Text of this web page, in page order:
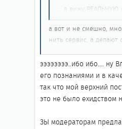
... я вижу РЕАЛЬНУЮ
а вот и не смешно,
нить сервис, а делают
в общем ДАЕШЬ
ээээээээ..ибо ибо....
его познаниями и в
так что мой верхний
это не было ехидством
ЗЫ модераторам